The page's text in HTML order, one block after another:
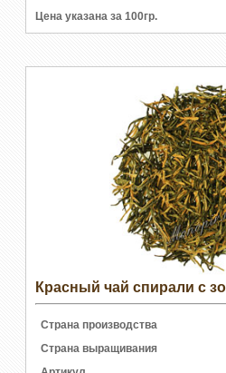
Цена указана за 100гр.
Красный чай спирали с
Страна производства
Страна выращивания